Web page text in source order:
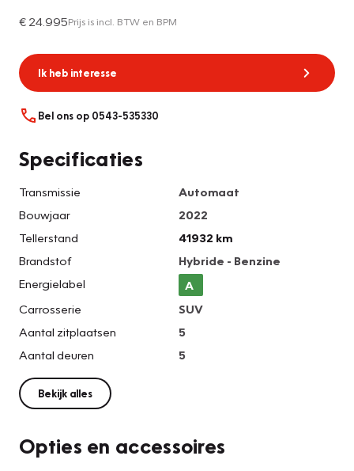
€ 24.995Prijs is incl. BTW en BPM
Ik heb interesse
Bel ons op 0543-535330
Specificaties
Transmissie
Automaat
Bouwjaar
2022
Tellerstand
41932 km
Brandstof
Hybride - Benzine
Energielabel
A
Carrosserie
SUV
Aantal zitplaatsen
5
Aantal deuren
5
Bekijk alles
Opties en accessoires